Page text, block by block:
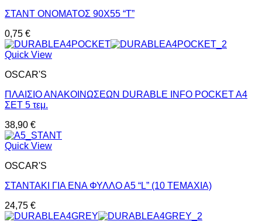
ΣΤΑΝΤ ΟΝΟΜΑΤΟΣ 90X55 “T”
0,75 €
Quick View
OSCAR'S
ΠΛΑΙΣΙΟ ΑΝΑΚΟΙΝΩΣΕΩΝ DURABLE INFO POCKET A4
ΣΕΤ 5 τεμ.
38,90 €
Quick View
OSCAR'S
ΣΤΑΝΤΑΚΙ ΓΙΑ ΕΝΑ ΦΥΛΛΟ Α5 “L” (10 ΤΕΜΑΧΙΑ)
24,75 €